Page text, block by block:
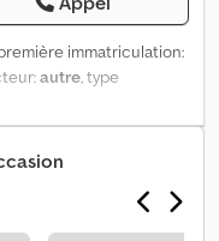
immatriculation:
autre, type
Type de
de largeur extérieure.